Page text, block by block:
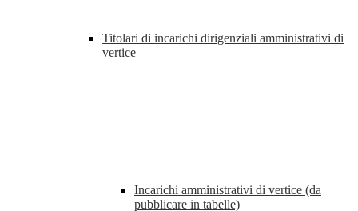
Titolari di incarichi dirigenziali amministrativi di
vertice
Incarichi amministrativi di vertice (da
pubblicare in tabelle)